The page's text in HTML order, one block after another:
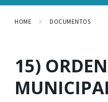
HOME DOCUMENTOS
15)